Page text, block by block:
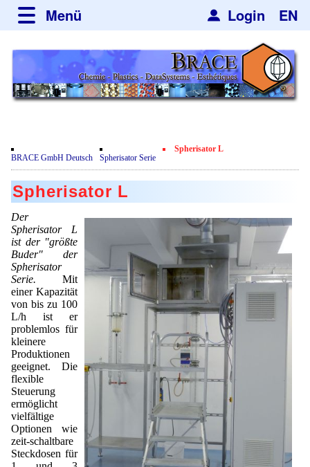
Login EN
Menü
über BRACE
Leistungen
Newsticker
Film
Kundenrezensionen
Zertifikate
Datenschutzerklärung
Kontakt
Neues
Newsletter
Mikrokugelanlagen
Heizkammern
Trockner
Sortieranlagen
Gebrauchte Maschinen - Angebote
Angebotsanfrage
Spherisator Serie
Spherisator M2
Pilotanlagen
Produktionsanlagen
Angebotsanfrage
Dienstleistungen
Mikrokugeln und Verfahren
Mikrokapseln
Mikroverkapselung
Lohnfertigung
Mietanlagen
Angebotsanfrage
Anwendungen
Aromakapseln
Emulgatoren
Geschmacksmaskierung
Instant Kugeln
Katalysatorträger
Keramische Hohlkugeln
Polymere
Soluspheres
Informationsmaterial
Hf and ZrHf mixed Microspheres
Ultra spherical granulation (english)
Ultra spherical granulation (francais)
Des microbilles de granulométrie précise
Runde Sache
Fraunhofer UMSICHT Tage
Probiotics Encapsulation
Jobbörse
Kontakt
Kontaktformular
Angebotsanfrage
Bewertungsseite
Anfahrt
Suche
Mitgliederseiten
Neu Registrieren
Zusatzinformationen
Login
Neu Registrieren
BRACE GmbH Deutsch Spherisator Serie
Spherisator L
Spherisator L
Der
Spherisator L
ist der "größte
Buder" der
Spherisator
Serie. Mit
einer Kapazität
von bis zu 100
L/h ist er
problemlos für
kleinere
Produktionen
geeignet. Die
flexible
Steuerung
ermöglicht
vielfältige
Optionen wie
zeit-schaltbare
Steckdosen für